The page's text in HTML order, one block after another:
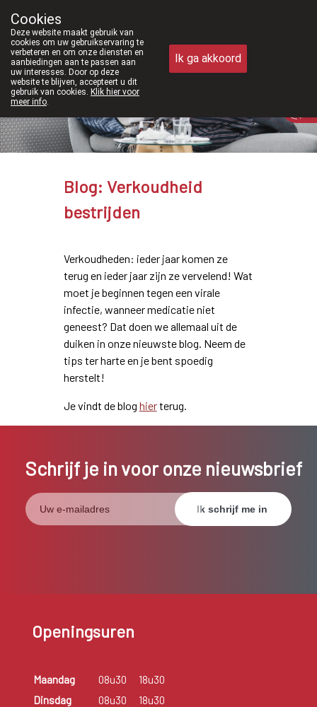
011/610300
Vandaag Nugesloten
Blog: Verkoudheid
bestrijden
Verkoudheden: ieder jaar komen ze
terug en ieder jaar zijn ze vervelend! Wat
moet je beginnen tegen een virale
infectie, wanneer medicatie niet
geneest? Dat doen we allemaal uit de
duiken in onze nieuwste blog. Neem de
tips ter harte en je bent spoedig
herstelt!
Je vindt de blog hierterug.
Schrijf je in voor onze nieuwsbrief
Openingsuren
Maandag 08u30
18u30
Dinsdag
08u30
18u30
Cookies
Deze website maakt gebruik van
cookies om uw gebruikservaring te
verbeteren en om onze diensten en
aanbiedingen aan te passen aan
uw interesses. Door op deze
website te blijven, accepteert u dit
gebruik van cookies. Klik hier voor
meer info.
Ik ga akkoord